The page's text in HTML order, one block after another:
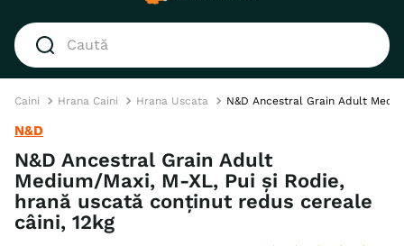
Caută
3. hrana uscata pisici
4. recompense
Caini Hrana Caini Hrana Uscata N&D Ancestral Grain Adult
N&D
N&D Ancestral Grain Adult
Medium/Maxi, M-XL, Pui și Rodie,
hrană uscată conținut redus cereale
câini, 12kg